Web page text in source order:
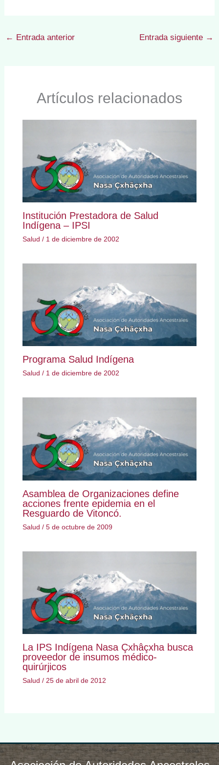
← Entrada anterior Entrada siguiente →
Artículos relacionados
Institución Prestadora de Salud
Indígena – IPSI
Salud / 1 de diciembre de 2002
Programa Salud Indígena
Salud / 1 de diciembre de 2002
Asamblea de Organizaciones define
acciones frente epidemia en el
Resguardo de Vitoncó.
Salud / 5 de octubre de 2009
La IPS Indígena Nasa Çxhâçxha busca
proveedor de insumos médico-
quirúrjicos
Salud / 25 de abril de 2012